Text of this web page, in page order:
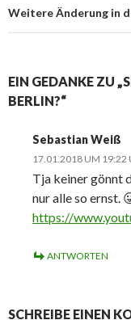
Weitere Änderung in
EIN GEDANKE ZU
BERLIN?“
Sebastian Weiß
17.01.2018 UM 19:22
Tja keiner gönnt
nur alle so ernst.
https://
ANTWORTEN
SCHREIBE EINEN